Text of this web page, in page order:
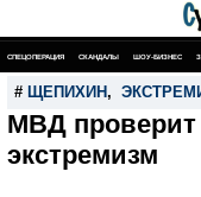
СПЕЦОПЕРАЦИЯ СКАНДАЛЫ ШОУ-БИЗНЕС
# ЩЕПИХИН ,
МВД
экстремизм